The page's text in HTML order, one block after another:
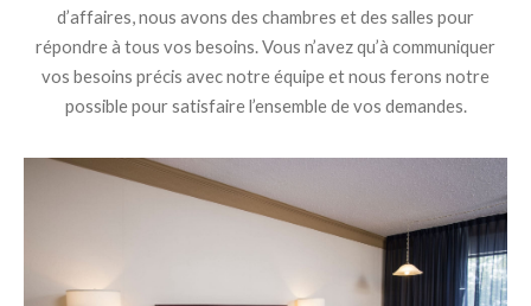
d’affaires, nous avons des chambres et des salles pour
répondre à tous vos besoins. Vous n’avez qu’à communiquer
vos besoins précis avec notre équipe et nous ferons notre
possible pour satisfaire l’ensemble de vos demandes.